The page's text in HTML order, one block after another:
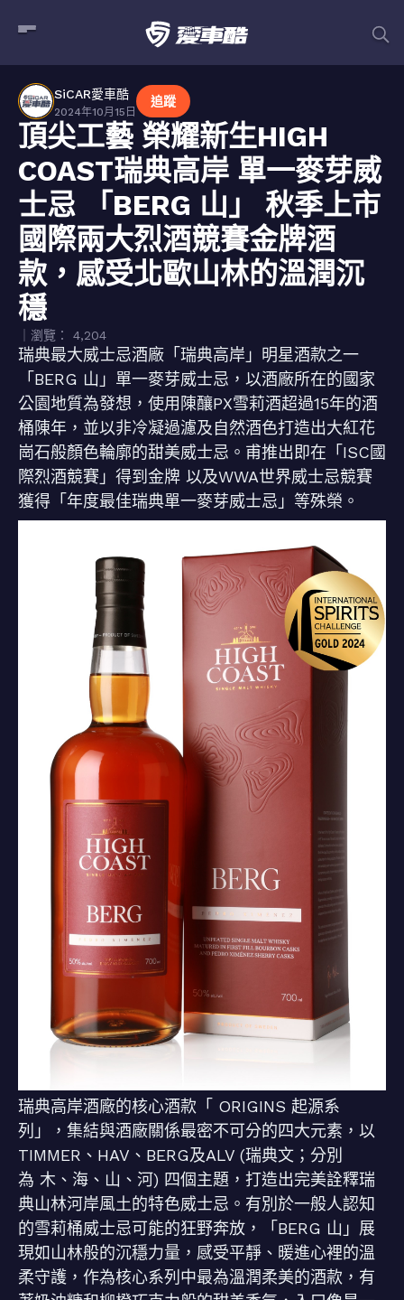
SiCAR愛車酷
2024年10月15日
追蹤
頂尖工藝 榮耀新生HIGH
COAST瑞典高岸 單一麥芽威
士忌 「BERG 山」 秋季上市
國際兩大烈酒競賽金牌酒
款，感受北歐山林的溫潤沉
穩
｜瀏覽： 4,204
瑞典最大威士忌酒廠「瑞典高岸」明星酒款之一
「BERG 山」單一麥芽威士忌，以酒廠所在的國家
公園地質為發想，使用陳釀PX雪莉酒超過15年的酒
桶陳年，並以非冷凝過濾及自然酒色打造出大紅花
崗石般顏色輪廓的甜美威士忌。甫推出即在「ISC國
際烈酒競賽」得到金牌 以及WWA世界威士忌競賽
獲得「年度最佳瑞典單一麥芽威士忌」等殊榮。
瑞典高岸酒廠的核心酒款「 ORIGINS 起源系
列」，集結與酒廠關係最密不可分的四大元素，以
TIMMER、HAV、BERG及ALV (瑞典文；分別
為 木、海、山、河) 四個主題，打造出完美詮釋瑞
典山林河岸風土的特色威士忌。有別於一般人認知
的雪莉桶威士忌可能的狂野奔放，「BERG 山」展
現如山林般的沉穩力量，感受平靜、暖進心裡的溫
柔守護，作為核心系列中最為溫潤柔美的酒款，有